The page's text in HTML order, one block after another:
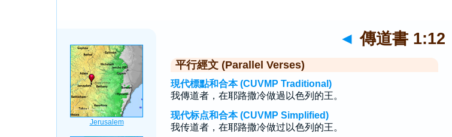
◄ 傳道書 1:12
平行經文 (Parallel Verses)
現代標點和合本 (CUVMP Traditional)
我傳道者，在耶路撒冷做過以色列的王。
现代标点和合本 (CUVMP Simplified)
我传道者，在耶路撒冷做过以色列的王。